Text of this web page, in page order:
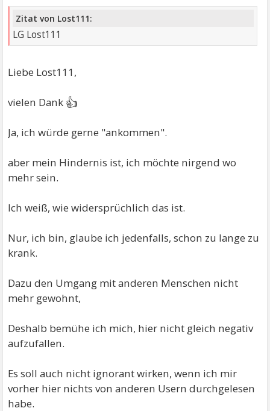
Zitat von Lost111:
LG Lost111
Liebe Lost111,
vielen Dank 👍
Ja, ich würde gerne "ankommen".
aber mein Hindernis ist, ich möchte nirgend wo
mehr sein.
Ich weiß, wie widersprüchlich das ist.
Nur, ich bin, glaube ich jedenfalls, schon zu lange zu
krank.
Dazu den Umgang mit anderen Menschen nicht
mehr gewohnt,
Deshalb bemühe ich mich, hier nicht gleich negativ
aufzufallen.
Es soll auch nicht ignorant wirken, wenn ich mir
vorher hier nichts von anderen Usern durchgelesen
habe.